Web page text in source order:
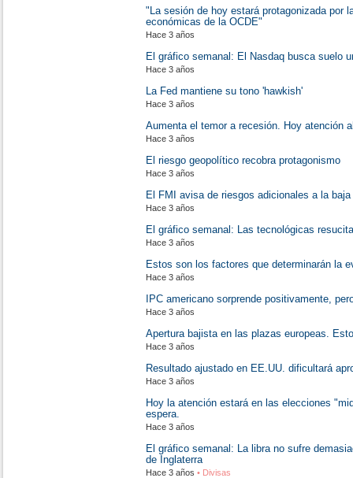
"La sesión de hoy estará protagonizada por
económicas de la OCDE"
Hace 3 años
El gráfico semanal: El Nasdaq busca suelo
Hace 3 años
La Fed mantiene su tono 'hawkish'
Hace 3 años
Aumenta el temor a recesión. Hoy atención
Hace 3 años
El riesgo geopolítico recobra protagonismo
Hace 3 años
El FMI avisa de riesgos adicionales a la
Hace 3 años
El gráfico semanal: Las tecnológicas
Hace 3 años
Estos son los factores que determinarán la
Hace 3 años
IPC americano sorprende positivamente,
Hace 3 años
Apertura bajista en las plazas europeas.
Hace 3 años
Resultado ajustado en EE.UU. dificultará
Hace 3 años
Hoy la atención estará en las elecciones
espera.
Hace 3 años
El gráfico semanal: La libra no sufre
de Inglaterra
Hace 3 años • Divisas